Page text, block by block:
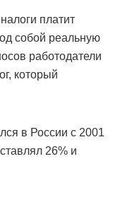
платит
собой реальную
работодатели
который
в России с 2001
26% и